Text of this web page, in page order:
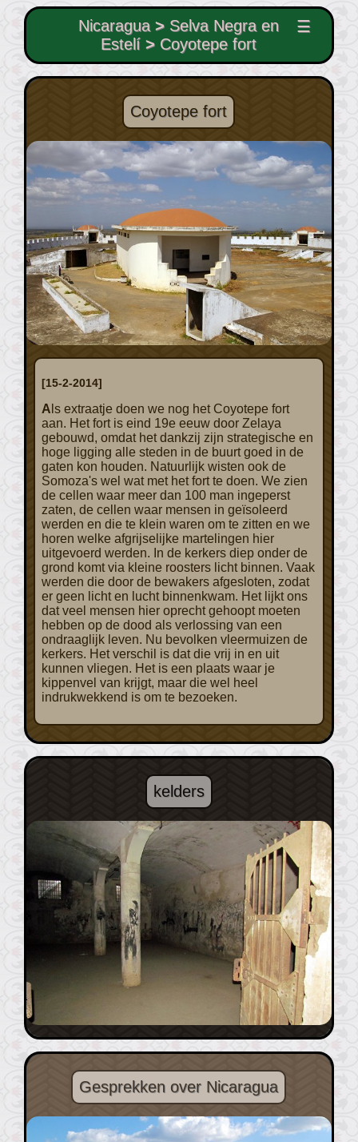
Nicaragua > Selva Negra en
Estelí > Coyotepe fort
☰
Coyotepe fort
[15-2-2014]
Als extraatje doen we nog het Coyotepe fort
aan. Het fort is eind 19e eeuw door Zelaya
gebouwd, omdat het dankzij zijn strategische en
hoge ligging alle steden in de buurt goed in de
gaten kon houden. Natuurlijk wisten ook de
Somoza's wel wat met het fort te doen. We zien
de cellen waar meer dan 100 man ingeperst
zaten, de cellen waar mensen in geïsoleerd
werden en die te klein waren om te zitten en we
horen welke afgrijselijke martelingen hier
uitgevoerd werden. In de kerkers diep onder de
grond komt via kleine roosters licht binnen. Vaak
werden die door de bewakers afgesloten, zodat
er geen licht en lucht binnenkwam. Het lijkt ons
dat veel mensen hier oprecht gehoopt moeten
hebben op de dood als verlossing van een
ondraaglijk leven. Nu bevolken vleermuizen de
kerkers. Het verschil is dat die vrij in en uit
kunnen vliegen. Het is een plaats waar je
kippenvel van krijgt, maar die wel heel
indrukwekkend is om te bezoeken.
kelders
Gesprekken over Nicaragua